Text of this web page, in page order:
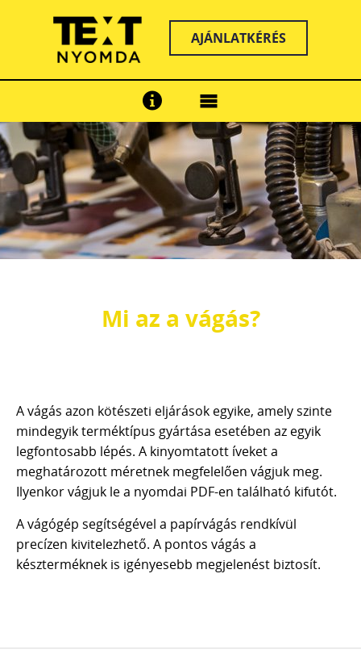
AJÁNLATKÉRÉS
Mi az a vágás?
A vágás azon kötészeti eljárások egyike, amely szinte
mindegyik terméktípus gyártása esetében az egyik
legfontosabb lépés. A kinyomtatott íveket a
meghatározott méretnek megfelelően vágjuk meg.
Ilyenkor vágjuk le a nyomdai PDF-en található kifutót.
A vágógép segítségével a papírvágás rendkívül
precízen kivitelezhető. A pontos vágás a
készterméknek is igényesebb megjelenést biztosít.